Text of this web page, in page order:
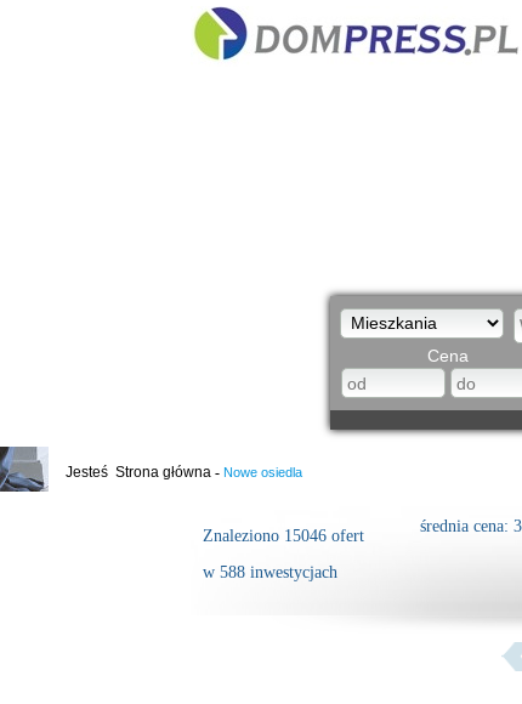
Cena
Jesteś Strona główna - Nowe osiedla
Znaleziono 15046 ofert
w 588 inwestycjach
średnia cena: